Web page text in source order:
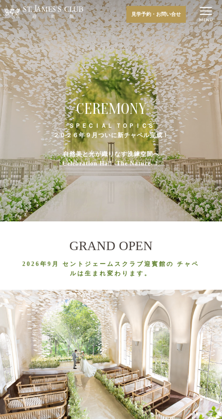
CEREMONY
ＳＰＥＣＩＡＬ ＴＯＰＩＣＳ
２０２６年９月ついに新チャペル完成！
自然美と光が織りなす洗練空間へ
Celebration Hall -The Nature-！
見学予約・お問い合せ
GRAND OPEN
2026年9月 セントジェームスクラブ迎賓館の
チャペ
ルは生まれ変わります。